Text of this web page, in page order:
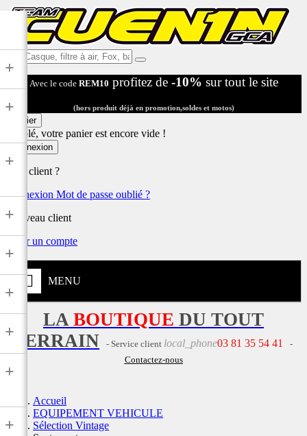
Ex:
Casque,
filtre
air,
Fox,
...
Avec le code REM10 profitez de -10% sur tout le site
(hors produit déjà en promotion,soldes et motos)
Panier
Désolé, votre panier est encore vide !
Connexion
Déjà client ?
Connexion Mot de passe oublié ?
Nouveau client
Créer un compte
MENU
+
+
+
+
+
+
+
+
+
LA BOUTIQUE DU TOUT
TERRAIN
- Service client local_phone03 81 35 54 41
-
Contactez-nous
Accueil
EQUIPEMENT VEHICULE
Sélection Vintage